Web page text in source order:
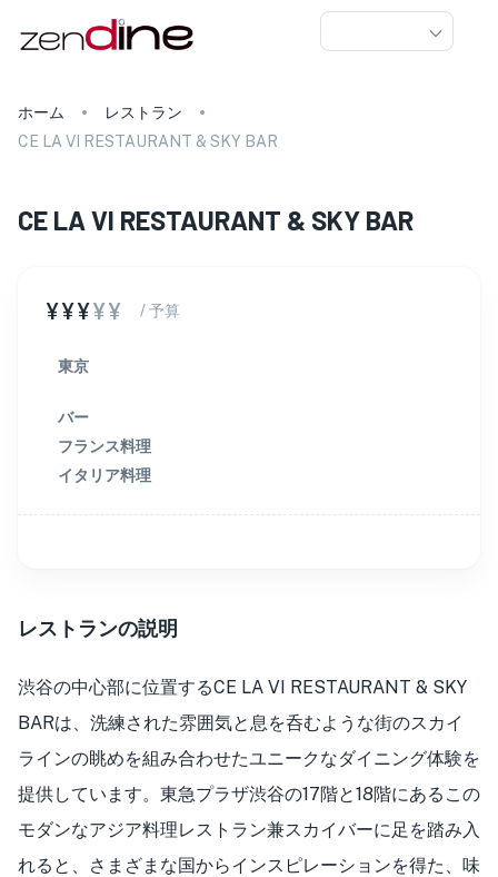
ホーム
レストラン
CE LA VI RESTAURANT & SKY BAR
CE LA VI RESTAURANT & SKY BAR
¥¥¥¥¥ / 予算
東京
バー
フランス料理
イタリア料理
レストランの説明
渋谷の中心部に位置するCE LA VI RESTAURANT & SKY
BARは、洗練された雰囲気と息を呑むような街のスカイ
ラインの眺めを組み合わせたユニークなダイニング体験を
提供しています。東急プラザ渋谷の17階と18階にあるこの
モダンなアジア料理レストラン兼スカイバーに足を踏み入
れると、さまざまな国からインスピレーションを得た、味